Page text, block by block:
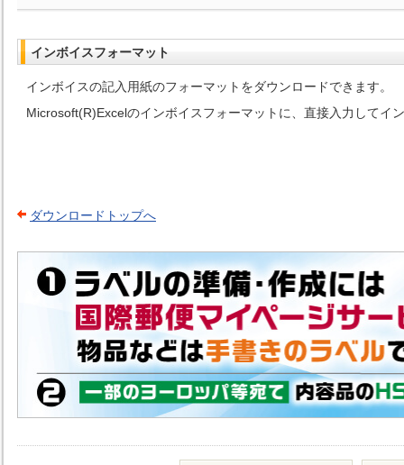
インボイスフォーマット
インボイスの記入用紙のフォーマットをダウンロードできます。
Microsoft(R)Excelのインボイスフォーマットに、直接入力してイ
ダウンロードトップへ